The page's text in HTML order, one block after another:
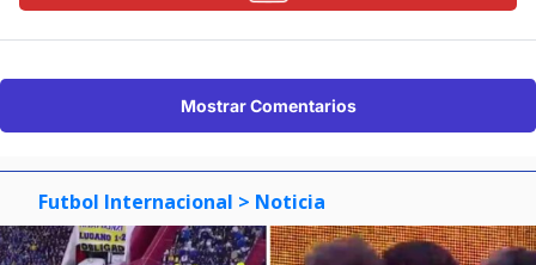
Mostrar Comentarios
Futbol Internacional > Noticia